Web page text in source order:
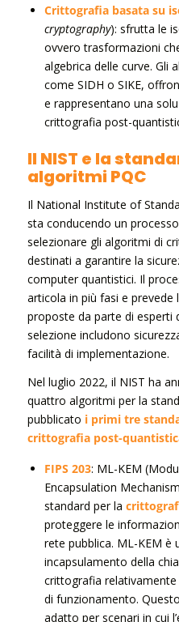
Crittografia basata su
cryptography): sfrutta le
ovvero trasformazioni
algebrica delle curve. Gli
come SIDH o SIKE,
e rappresentano una
crittografia post-
Il NIST e la
algoritmi PQC
Il National Institute of
sta conducendo un
selezionare gli algoritmi di
destinati a garantire la
computer quantistici. Il
articola in più fasi e
proposte da parte di esperti
selezione includono
facilità di implementazione.
Nel luglio 2022, il NIST ha
quattro algoritmi per la
pubblicato i primi tre
crittografia post-
FIPS 203: ML-KEM
Encapsulation
standard per la
proteggere le
rete pubblica. ML-KEM è
incapsulamento della
crittografia
di funzionamento.
adatto per scenari in cui